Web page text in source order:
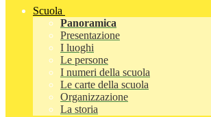
Scuola
Panoramica
Presentazione
I luoghi
Le persone
I numeri della scuola
Le carte della scuola
Organizzazione
La storia